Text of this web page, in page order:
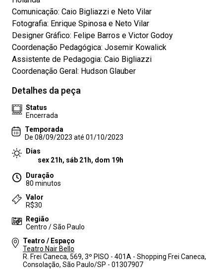
Comunicação: Caio Bigliazzi e Neto Vilar
Fotografia: Enrique Spinosa e Neto Vilar
Designer Gráfico: Felipe Barros e Victor Godoy
Coordenação Pedagógica: Josemir Kowalick
Assistente de Pedagogia: Caio Bigliazzi
Coordenação Geral: Hudson Glauber
Detalhes da peça
Status
Encerrada
Temporada
De 08/09/2023 até 01/10/2023
Dias
sex 21h, sáb 21h, dom 19h
Duração
80 minutos
Valor
R$30
Região
Centro / São Paulo
Teatro / Espaço
Teatro Nair Bello
R. Frei Caneca, 569, 3º PISO - 401A - Shopping Frei Caneca,
Consolação, São Paulo/SP - 01307907